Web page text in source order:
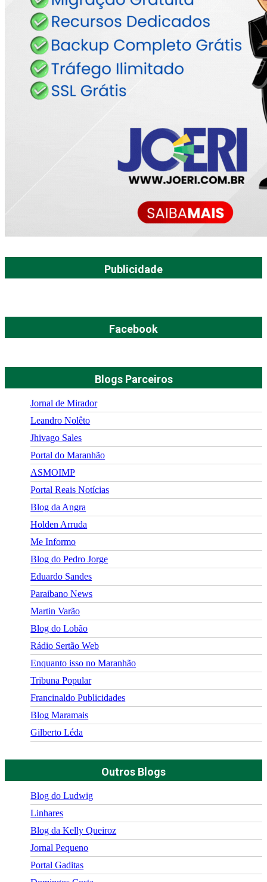
Publicidade
Facebook
Blogs Parceiros
Jornal de Mirador
Leandro Nolêto
Jhivago Sales
Portal do Maranhão
ASMOIMP
Portal Reais Notí­cias
Blog da Angra
Holden Arruda
Me Informo
Blog do Pedro Jorge
Eduardo Sandes
Paraibano News
Martin Varão
Blog do Lobão
Rádio Sertão Web
Enquanto isso no Maranhão
Tribuna Popular
Francinaldo Publicidades
Blog Maramais
Gilberto Léda
Outros Blogs
Blog do Ludwig
Linhares
Blog da Kelly Queiroz
Jornal Pequeno
Portal Gaditas